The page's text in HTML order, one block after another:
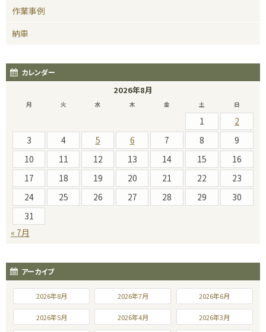
作業事例
納車
カレンダー
2026年8月
月 火 水 木 金 土 日
1
2
3
4 5 6 7 8
9
10
11 12 13 14 15
16
17
18 19 20 21 22
23
24
25 26 27 28 29
30
31
« 7月
アーカイブ
2026年8月 2026年7月 2026年6月
2026年5月 2026年4月 2026年3月